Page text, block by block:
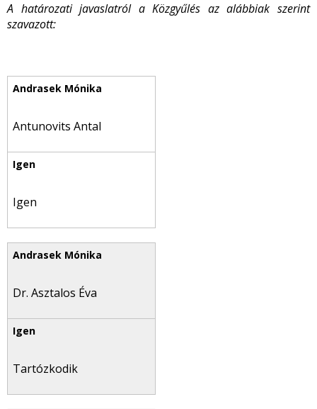
A határozati javaslatról a Közgyűlés az alábbiak szerint
szavazott:
Antunovits Antal
Igen
Dr. Asztalos Éva
Tartózkodik